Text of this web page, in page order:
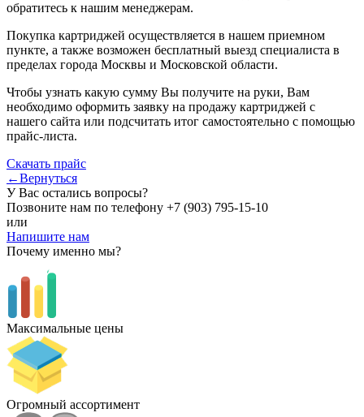
обратитесь к нашим менеджерам.
Покупка картриджей осуществляется в нашем приемном
пункте, а также возможен бесплатный выезд специалиста в
пределах города Москвы и Московской области.
Чтобы узнать какую сумму Вы получите на руки, Вам
необходимо оформить заявку на продажу картриджей с
нашего сайта или подсчитать итог самостоятельно с помощью
прайс-листа.
Скачать прайс
←Вернуться
У Вас остались вопросы?
Позвоните нам по телефону +7 (903) 795-15-10
или
Напишите нам
Почему именно мы?
Максимальные цены
Огромный ассортимент